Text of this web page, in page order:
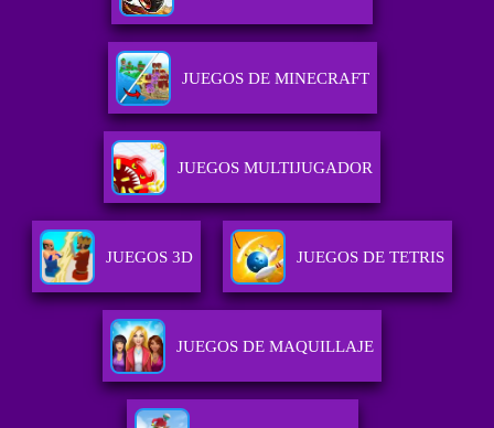
JUEGOS DE MINECRAFT
JUEGOS MULTIJUGADOR
JUEGOS 3D JUEGOS DE TETRIS
JUEGOS DE MAQUILLAJE